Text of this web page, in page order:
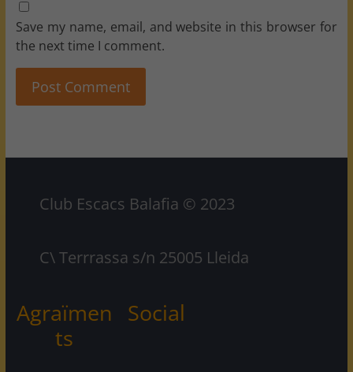
Save my name, email, and website in this browser for
the next time I comment.
Club Escacs Balafia © 2023
C\ Terrrassa s/n 25005 Lleida
Agraïmen
ts
Social